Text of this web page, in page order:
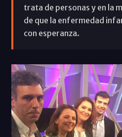
trata de personas y en la
de que la enfermedad
con esperanza.